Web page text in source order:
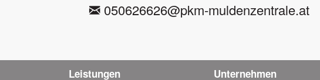
050626626@pkm-muldenzentrale.at
Leistungen Unternehmen